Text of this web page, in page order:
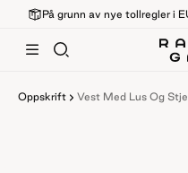
På grunn av nye tollregler i
Oppskrift Vest Med Lus Og